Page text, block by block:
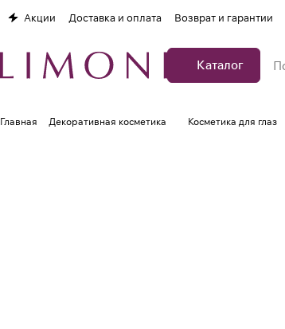
Акции Доставка и оплата Возврат и гарантии
Каталог
Главная Декоративная косметика Косметика для глаз